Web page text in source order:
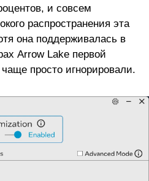
и совсем
распространения эта
она поддерживалась в
Arrow Lake первой
просто игнорировали.